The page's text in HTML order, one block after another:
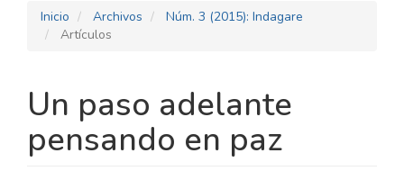
Inicio Archivos
Núm. 3 (2015): Indagare
Artículos
Un paso adelante
pensando en paz